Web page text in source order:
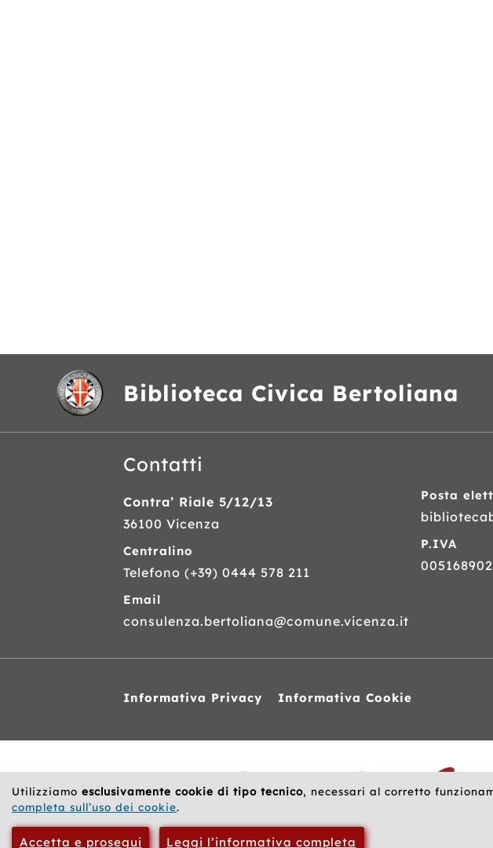
Utilizziamo esclusivamente cookie di tipo tecnico, necessari al corretto
completa sull’uso dei cookie.
Accetta e prosegui Leggi l’informativa completa
Biblioteca Civica Bertoliana
Contatti
Contra’ Riale 5/12/13
36100 Vicenza
Centralino
Telefono (+39) 0444 578 211
Email
consulenza.bertoliana@comune.vicenza.it
Posta
P.IVA
Informativa Privacy Informativa Cookie
web
correlati